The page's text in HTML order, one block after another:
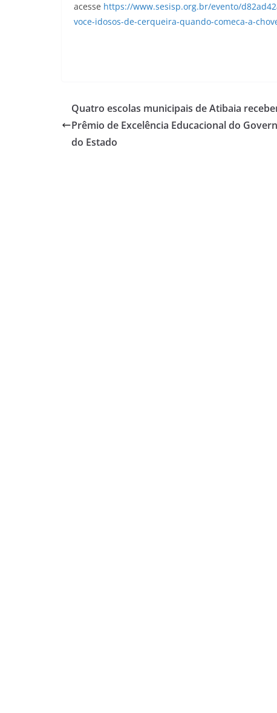
acesse https://www.sesisp.org.br/evento/
voce-idosos-de-cerqueira-quando-comeca-a-
Quatro escolas municipais de Atibaia
Prêmio de Excelência Educacional do
do Estado